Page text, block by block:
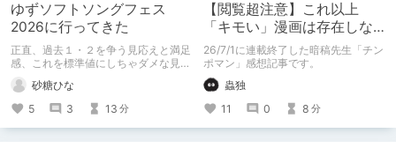
ゆずソフトソングフェス
2026に行ってきた
正直、過去１・２を争う見応えと満足
感、これを標準値にしちゃダメな見本
かも
砂糖ひな
5
3 13 分
【閲覧超注意】これ以上
「キモい」漫画は存在しな
い？チンポマンとかいう
「魂の殺人」の完成形
26/7/1に連載終了した暗稿先生「チン
ポマン」感想記事です。
蟲独
11
0 8 分